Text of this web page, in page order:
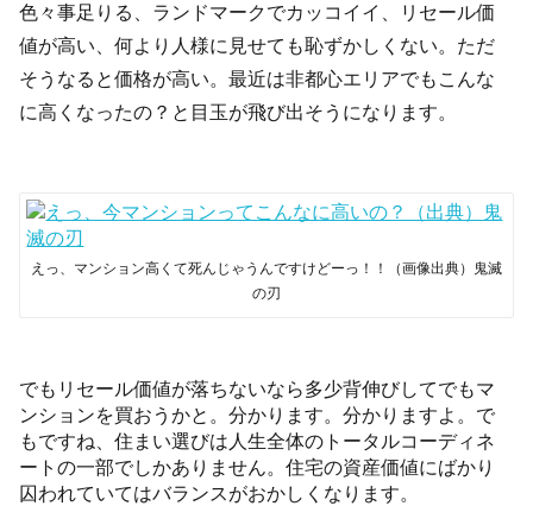
色々事足りる、ランドマークでカッコイイ、リセール価
値が高い、何より人様に見せても恥ずかしくない。ただ
そうなると価格が高い。最近は非都心エリアでもこんな
に高くなったの？と目玉が飛び出そうになります。
えっ、マンション高くて死んじゃうんですけどーっ！！（画像出典）鬼滅
の刃
でもリセール価値が落ちないなら多少背伸びしてでもマ
ンションを買おうかと。分かります。分かりますよ。で
もですね、住まい選びは人生全体のトータルコーディネ
ートの一部でしかありません。住宅の資産価値にばかり
囚われていてはバランスがおかしくなります。